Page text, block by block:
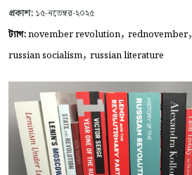
প্রকাশ: ১৫-নভেম্বর-২০২৫
ট্যাগ:november revolution, rednovember,
russian socialism, russian literature